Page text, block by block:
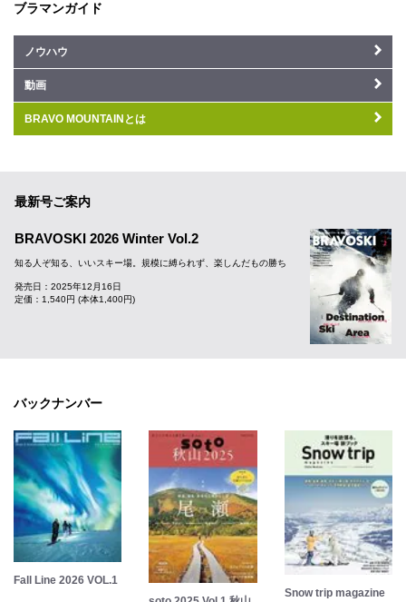
ブラマンガイド
ノウハウ
動画
BRAVO MOUNTAINとは
最新号ご案内
BRAVOSKI 2026 Winter Vol.2
知る人ぞ知る、いいスキー場。規模に縛られず、楽しんだもの勝ち
発売日：2025年12月16日
定価：1,540円 (本体1,400円)
バックナンバー
Fall Line 2026 VOL.1
Snow trip magazine